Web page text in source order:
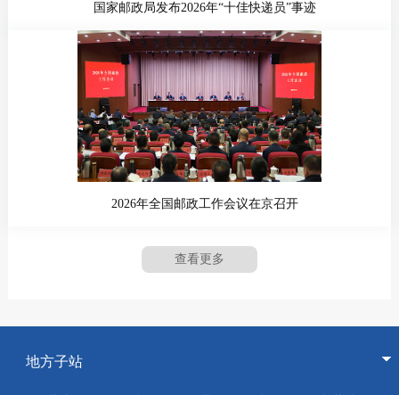
国家邮政局发布2026年“十佳快递员”事迹
2026年全国邮政工作会议在京召开
查看更多
地方子站